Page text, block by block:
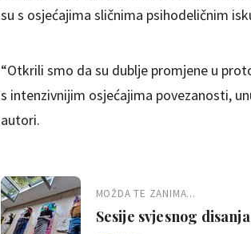
su s osjećajima sličnima psihodeličnim
“Otkrili smo da su dublje promjene u
s intenzivnijim osjećajima povezanosti,
autori.
MOŽDA TE ZANIMA...
Sesije svjesnog